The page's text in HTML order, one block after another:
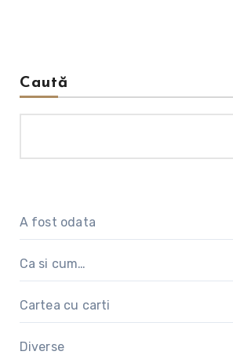
Caută
A fost odata
Ca si cum…
Cartea cu carti
Diverse